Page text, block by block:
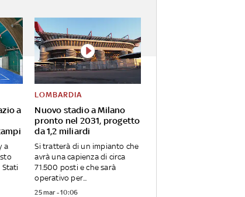
a
a
Nuovo stadio a Milano
pronto nel 2031, progetto
da 1,2 miliardi
LOMBARDIA
Si tratterà di un impianto che
avrà una capienza di circa
71.500 posti e che sarà
operativo per...
25 mar - 10:06